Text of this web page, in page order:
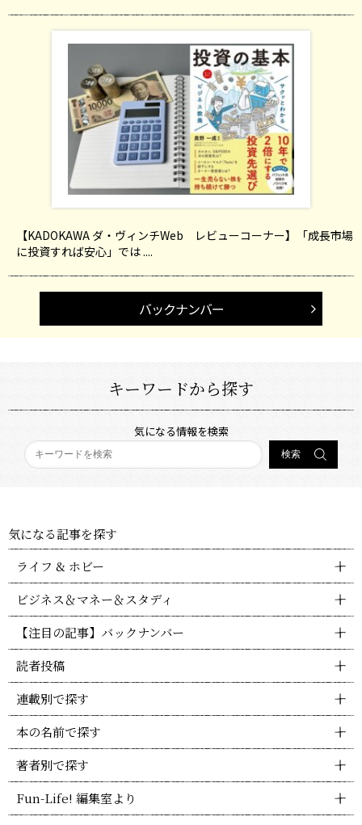
【KADOKAWA ダ・ヴィンチWeb レビューコーナー】「成長市場
に投資すれば安心」では ....
バックナンバー
キーワードから探す
気になる情報を検索
気になる記事を探す
ライフ & ホビー
ビジネス＆マネー＆スタディ
【注目の記事】バックナンバー
読者投稿
連載別で探す
本の名前で探す
著者別で探す
Fun-Life! 編集室より